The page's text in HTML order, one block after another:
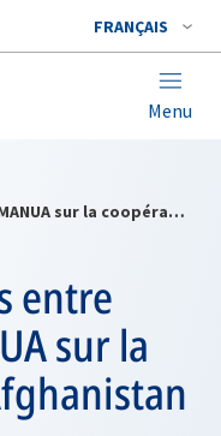
FRANÇAIS
Menu
Échanges de vues entre l'OTAN et la MANUA sur la coopération en Afghanistan
entre
sur la